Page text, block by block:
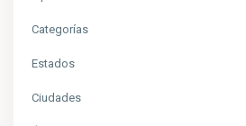
Categorías
Estados
Ciudades